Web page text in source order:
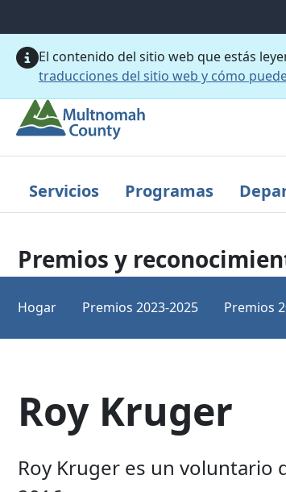
El contenido del sitio web que estás
traducciones del sitio web y cómo
Servicios Programas
Premios y
Hogar Premios 2023-2025 Premios
Roy Kruger
Roy Kruger es un voluntario